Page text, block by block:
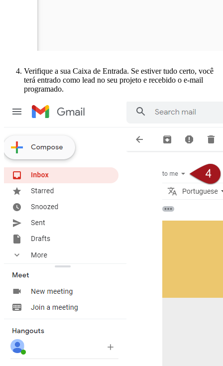
Verifique a sua Caixa de Entrada. Se estiver tudo certo, você
terá entrado como lead no seu projeto e recebido o e-mail
programado.